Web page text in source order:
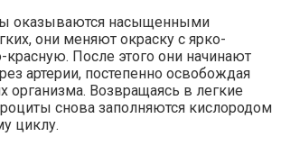
оказываются насыщенными
они меняют окраску с ярко-
красную. После этого они начинают
артерии, постепенно освобождая
организма. Возвращаясь в легкие
снова заполняются кислородом
циклу.